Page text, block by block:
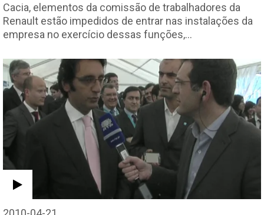
Cacia, elementos da comissão de trabalhadores da
Renault estão impedidos de entrar nas instalações da
empresa no exercício dessas funções,…